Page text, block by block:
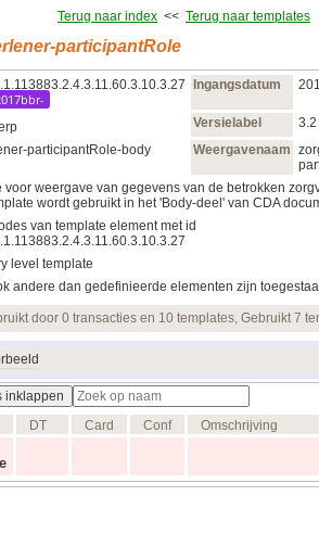
Terug naar index << Terug naar templates
participantRole
Ingangsdatum
Versielabel
3.2
participantRole-body Weergavenaam
voor weergave van gegevens van de betrokken
wordt gebruikt in het 'Body-deel' van CDA
van template element met id
level template
andere dan gedefinieerde elementen zijn
door 0 transacties en 10 templates, Gebruikt 7
inklappen
DT Card Conf Omschrijving